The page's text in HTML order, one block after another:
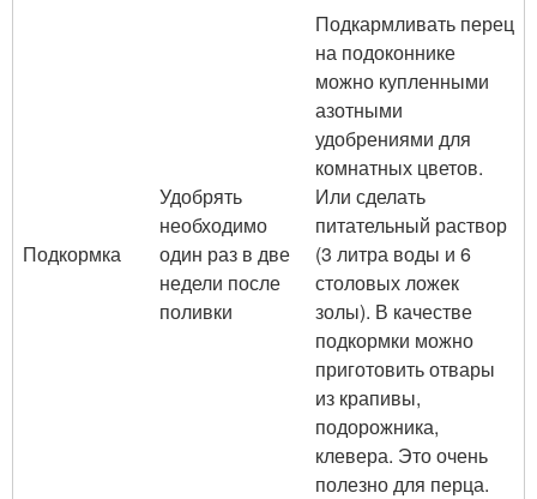
Подкормка
Удобрять
необходимо
один раз в две
недели после
поливки
Подкармливать перец
на подоконнике
можно купленными
азотными
удобрениями для
комнатных цветов.
Или сделать
питательный раствор
(3 литра воды и 6
столовых ложек
золы). В качестве
подкормки можно
приготовить отвары
из крапивы,
подорожника,
клевера. Это очень
полезно для перца.